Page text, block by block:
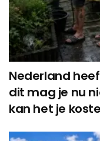
Nederland
dit mag je nu
kan het je